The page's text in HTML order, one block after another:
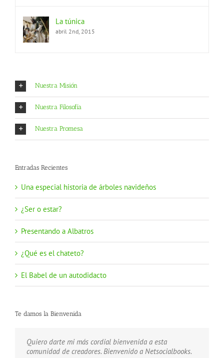
La túnica
abril 2nd, 2015
Nuestra Misión
Nuestra Filosofía
Nuestra Promesa
Entradas Recientes
Una especial historia de árboles navideños
¿Ser o estar?
Presentando a Albatros
¿Qué es el chateto?
El Babel de un autodidacto
Te damos la Bienvenida
Quiero darte mi más cordial bienvenida a esta
comunidad de creadores. Bienvenido a Netsocialbooks.
Estamos aquí para ayudarte a publicar tus creaciones.
Bienvenido a Netsocialbooks.
Unete a nuestra Comunidad de escritores. Bienvenido a
Netsocialbooks.